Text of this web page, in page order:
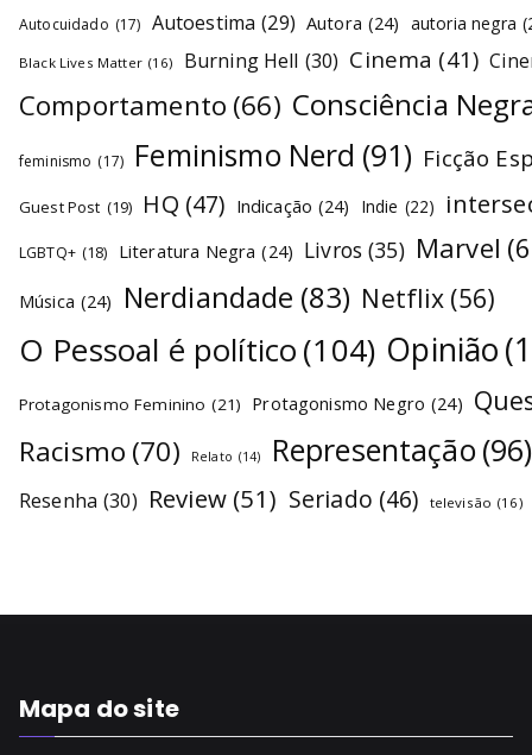
Autocuidado (17) Autoestima (29) Autora (24) autoria negra
Black Lives Matter (16) Burning Hell (30) Cinema (41)
Comportamento (66) Consciência
feminismo (17) Feminismo Nerd (91) Ficção
Guest Post (19) HQ (47) Indicação (24) Indie (22)
LGBTQ+ (18) Literatura Negra (24) Livros (35) Marvel
Música (24) Nerdiandade (83) Netflix (56)
O Pessoal é político(104) Opinião
Protagonismo Feminino (21) Protagonismo Negro (24)
Racismo (70) Relato (14) Representação (96)
Resenha (30) Review (51) Seriado (46) televisão (16)
Mapa do site